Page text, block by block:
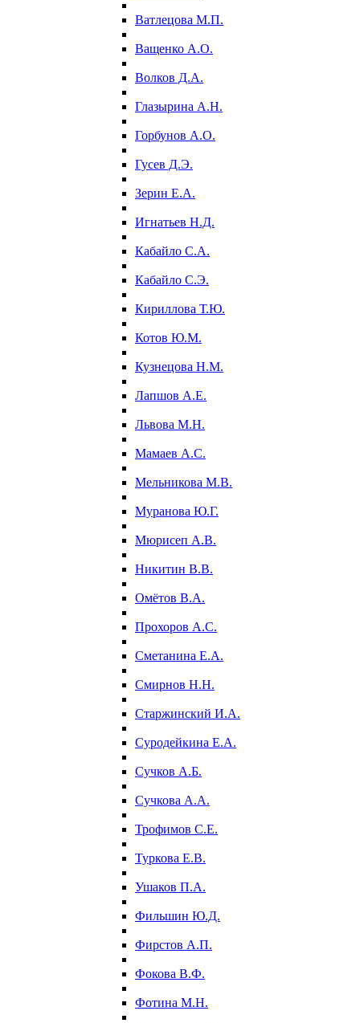
Ватлецова М.П.
Ващенко А.О.
Волков Д.А.
Глазырина А.Н.
Горбунов А.О.
Гусев Д.Э.
Зерин Е.А.
Игнатьев Н.Д.
Кабайло С.А.
Кабайло С.Э.
Кириллова Т.Ю.
Котов Ю.М.
Кузнецова Н.М.
Лапшов А.Е.
Львова М.Н.
Мамаев А.С.
Мельникова М.В.
Муранова Ю.Г.
Мюрисеп А.В.
Никитин В.В.
Омётов В.А.
Прохоров А.С.
Сметанина Е.А.
Смирнов Н.Н.
Старжинский И.А.
Суродейкина Е.А.
Сучков А.Б.
Сучкова А.А.
Трофимов С.Е.
Туркова Е.В.
Ушаков П.А.
Фильшин Ю.Д.
Фирстов А.П.
Фокова В.Ф.
Фотина М.Н.